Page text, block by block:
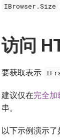
IBrowser.Size
访问
要获取表示
建议仅在完全加
串。
以下示例演示